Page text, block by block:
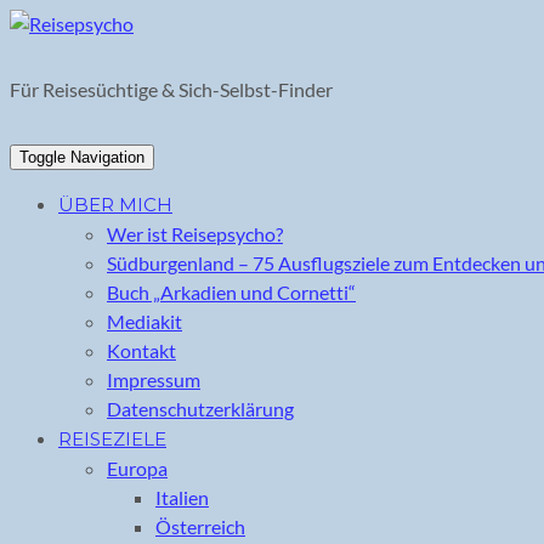
Skip
content
Für Reisesüchtige & Sich-Selbst-Finder
Toggle Navigation
ÜBER MICH
Wer ist Reisepsycho?
Südburgenland – 75 Ausflugsziele zum Entdecken
Buch „Arkadien und Cornetti“
Mediakit
Kontakt
Impressum
Datenschutzerklärung
REISEZIELE
Europa
Italien
Österreich